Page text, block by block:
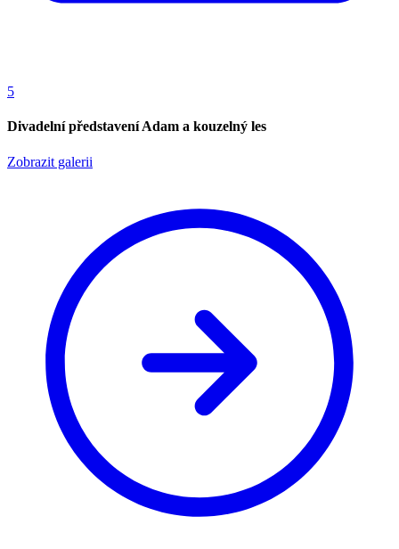
5
Divadelní představení Adam a kouzelný les
Zobrazit galerii